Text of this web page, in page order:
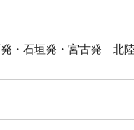
・石垣発・宮古発